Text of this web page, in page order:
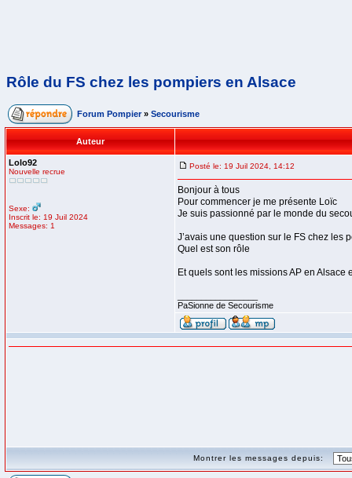
Rôle du FS chez les pompiers en Alsace
Forum Pompier » Secourisme
Auteur
Lolo92
Nouvelle recrue
Sexe:
Inscrit le: 19 Juil 2024
Messages: 1
Posté le: 19 Juil 2024, 14:12
Bonjour à tous
Pour commencer je me présente Loïc
Je suis passionné par le monde du
J’avais une question sur le FS chez les
Quel est son rôle
Et quels sont les missions AP en
PaSionne de Secourisme
Montrer les messages depuis: